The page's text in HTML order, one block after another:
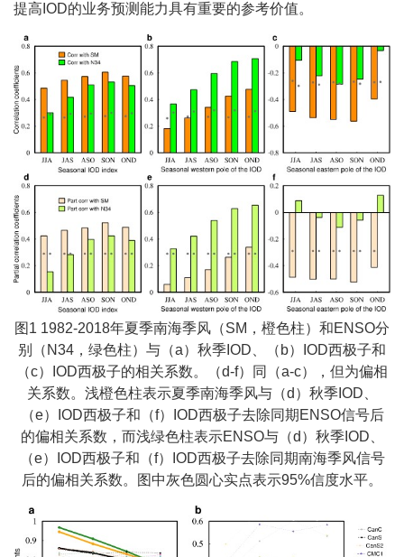
提高IOD的业务预测能力具有重要的参考价值。
图1 1982-2018年夏季南海季风（SM，橙色柱）和ENSO分
别（N34，绿色柱）与（a）秋季IOD、（b）IOD西极子和
（c）IOD西极子的相关系数。（d-f）同（a-c），但为偏相
关系数。浅橙色柱表示夏季南海季风与（d）秋季IOD、
（e）IOD西极子和（f）IOD西极子去除同期ENSO信号后
的偏相关系数，而浅绿色柱表示ENSO与（d）秋季IOD、
（e）IOD西极子和（f）IOD西极子去除同期南海季风信号
后的偏相关系数。图中灰色圆心实点表示95%信度水平。